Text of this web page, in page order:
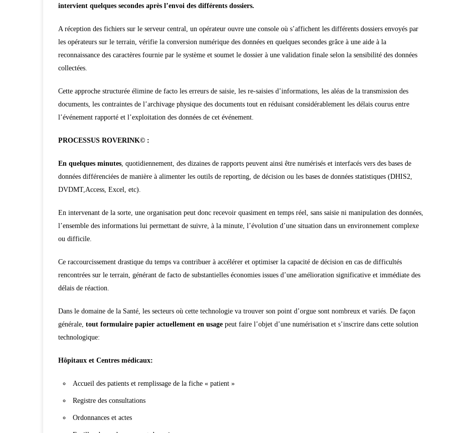
intervient quelques secondes après l’envoi des différents dossiers.
A réception des fichiers sur le serveur central, un opérateur ouvre une console où s’affichent les différents dossiers envoyés par
les opérateurs sur le terrain, vérifie la conversion numérique des données en quelques secondes grâce à une aide à la
reconnaissance des caractères fournie par le système et soumet le dossier à une validation finale selon la sensibilité des données
collectées.
Cette approche structurée élimine de facto les erreurs de saisie, les re-saisies d’informations, les aléas de la transmission des
documents, les contraintes de l’archivage physique des documents tout en réduisant considérablement les délais courus entre
l’événement rapporté et l’exploitation des données de cet événement.
PROCESSUS ROVERINK© :
En quelques minutes , quotidiennement, des dizaines de rapports peuvent ainsi être numérisés et interfacés vers des bases de
données différenciées de manière à alimenter les outils de reporting, de décision ou les bases de données statistiques (DHIS2,
DVDMT,Access, Excel, etc).
En intervenant de la sorte, une organisation peut donc recevoir quasiment en temps réel, sans saisie ni manipulation des données,
l’ensemble des informations lui permettant de suivre, à la minute, l’évolution d’une situation dans un environnement complexe
ou difficile.
Ce raccourcissement drastique du temps va contribuer à accélérer et optimiser la capacité de décision en cas de difficultés
rencontrées sur le terrain, générant de facto de substantielles économies issues d’une amélioration significative et immédiate des
délais de réaction.
Dans le domaine de la Santé, les secteurs où cette technologie va trouver son point d’orgue sont nombreux et variés. De façon
générale, tout formulaire papier actuellement en usage peut faire l’objet d’une numérisation et s’inscrire dans cette solution
technologique:
Hôpitaux et Centres médicaux:
Accueil des patients et remplissage de la fiche « patient »
Registre des consultations
Ordonnances et actes